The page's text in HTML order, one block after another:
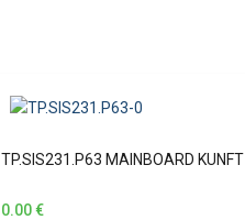
TP.SIS231.P63 MAINBOARD KUNFT
0.00€